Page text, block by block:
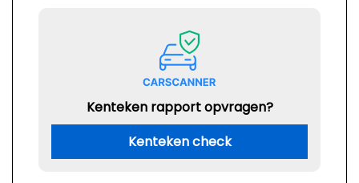
Kenteken rapport opvragen?
Kenteken check